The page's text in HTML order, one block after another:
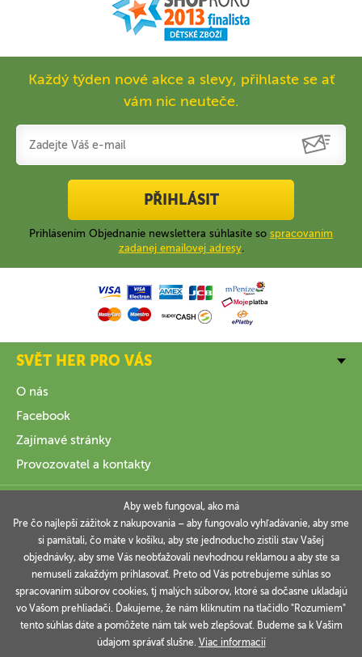
Každý týden nové akce a slevy, přihlaste se ať
vám nic neuteče.
PŘIHLÁSIT
Prihlásením Objednanie newslettera súhlasíte so spracovaním
zadanej emailovej adresy.
SVĚT HER PRO VÁS
O nás
Facebook
Zajímavé stránky
Provozovatel a kontakty
INFORMACE
VAŠE OBJEDNÁVKY
Technicky zajišťujeSimplia.cz.
Aby web fungoval, ako má
Pre čo najlepší zážitok z nakupovania – aby fungovalo vyhľadávanie, aby sme
si pamätali, čo máte v košíku, aby ste jednoducho zistili stav Vašej
objednávky, aby sme Vás neobťažovali nevhodnou reklamou a aby ste sa
nemuseli zakaždým prihlasovať. Preto od Vás potrebujeme súhlas so
spracovaním súborov cookies, tj malých súborov, ktoré sa dočasne ukladajú
vo Vašom prehliadači. Ďakujeme, že nám kliknutím na tlačidlo "Rozumiem"
tento súhlas dáte a pomôžete nám tak web zlepšovať. Budeme sa k Vašim
údajom správať slušne. Viac informacií